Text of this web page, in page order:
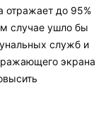
отражает до 95%
случае ушло бы
служб и
экрана